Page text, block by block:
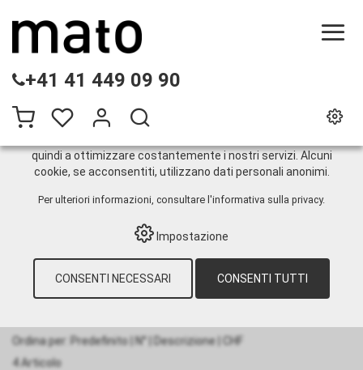
+41 41 449 09 90
ECP62NC
MANUTENZIONE DEI
NASTRI DI TRASPORTO › LIGHT DUTY
NASTRI DI TRASPORTO › SISTEMI A
Ordina per: Predefinito N° Descrizione
CHF
4 Articolo
QUESTO SITO WEB UTILIZZA I COOKIE
Sul nostro sito web utilizziamo diversi cookie: alcuni sono
necessari per il corretto funzionamento del sito, altri
consentono di utilizzare più funzionalità, altri ancora ci
quindi a ottimizzare costantemente i nostri servizi. Alcuni
cookie, se acconsentiti, utilizzano dati personali anonimi.
Per ulteriori informazioni, consultare l'informativa sulla privacy.
Impostazione
CONSENTI NECESSARI CONSENTI TUTTI